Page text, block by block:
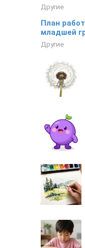
Другие
План
младшей
Другие